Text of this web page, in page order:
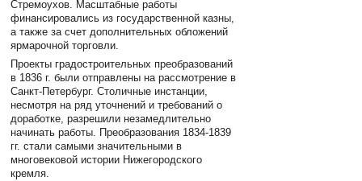
Стремоухов. Масштабные работы
финансировались из государственной казны,
а также за счет дополнительных обложений
ярмарочной торговли.
Проекты градостроительных преобразований
в 1836 г. были отправлены на рассмотрение в
Санкт-Петербург. Столичные инстанции,
несмотря на ряд уточнений и требований о
доработке, разрешили незамедлительно
начинать работы. Преобразования 1834-1839
гг. стали самыми значительными в
многовековой истории Нижегородского
кремля.